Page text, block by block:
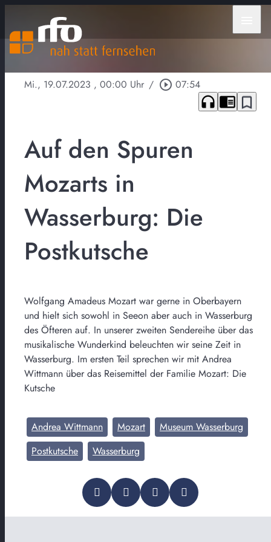
Mi., 19.07.2023 , 00:00 Uhr / play_circle_outline 07:54
headphones chrome_reader_mode bookmark_border
Auf den Spuren
Mozarts in
Wasserburg: Die
Postkutsche
Wolfgang Amadeus Mozart war gerne in Oberbayern
und hielt sich sowohl in Seeon aber auch in Wasserburg
des Öfteren auf. In unserer zweiten Sendereihe über das
musikalische Wunderkind beleuchten wir seine Zeit in
Wasserburg. Im ersten Teil sprechen wir mit Andrea
Wittmann über das Reisemittel der Familie Mozart: Die
Kutsche
Andrea Wittmann Mozart
Museum Wasserburg
Postkutsche
Wasserburg